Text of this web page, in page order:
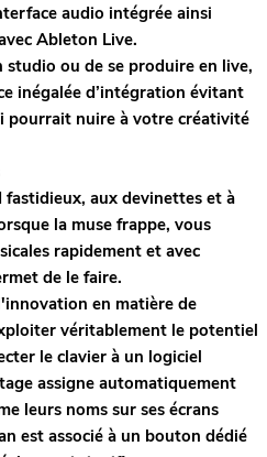
audio intégrée ainsi
Ableton Live.
ou de se produire en live,
inégalée d’intégration évitant
nuire à votre créativité
fastidieux, aux devinettes et à
la muse frappe, vous
rapidement et avec
de le faire.
en matière de
véritablement le potentiel
le clavier à un logiciel
assigne automatiquement
leurs noms sur ses écrans
est associé à un bouton dédié